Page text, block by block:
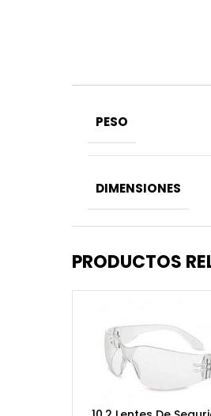
PESO
DIMENSIONES
PRODUCTOS